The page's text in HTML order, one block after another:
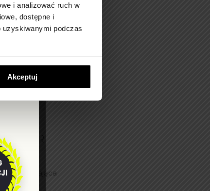
i analizować ruch w
dostępne i
uzyskiwanymi podczas
Akceptuj
kajakowy
JAR
rozwijająca